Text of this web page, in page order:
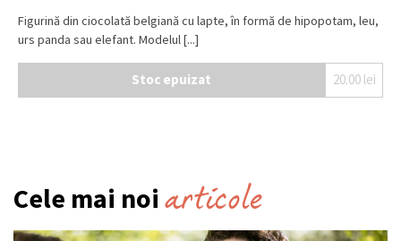
Figurină din ciocolată belgiană cu lapte, în formă de hipopotam, leu,
urs panda sau elefant. Modelul [...]
Stoc epuizat 20.00 lei
Cele mai noi articole